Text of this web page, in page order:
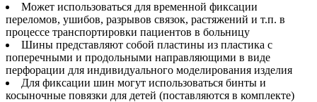
Может использоваться для временной фиксации
переломов, ушибов, разрывов связок, растяжений и т.п. в
процессе транспортировки пациентов в больницу
Шины представляют собой пластины из пластика с
поперечными и продольными направляющими в виде
перфорации для индивидуального моделирования изделия
Для фиксации шин могут использоваться бинты и
косыночные повязки для детей (поставляются в комплекте)